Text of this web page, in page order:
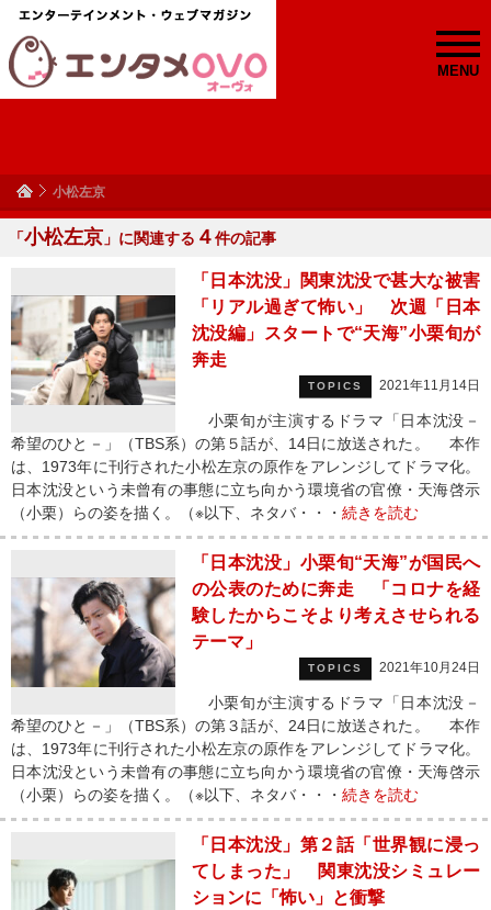
MENU
小松左京
「小松左京 」に関連する ４件の記事
「日本沈没」関東沈没で甚大な被害
「リアル過ぎて怖い」 次週「日本
沈没編」スタートで“天海”小栗旬が
奔走
TOPICS 2021年11月14日
小栗旬が主演するドラマ「日本沈没－
希望のひと－」（TBS系）の第５話が、14日に放送された。 本作
は、1973年に刊行された小松左京の原作をアレンジしてドラマ化。
日本沈没という未曾有の事態に立ち向かう環境省の官僚・天海啓示
（小栗）らの姿を描く。（※以下、ネタバ・・・ 続きを読む
「日本沈没」小栗旬“天海”が国民へ
の公表のために奔走 「コロナを経
験したからこそより考えさせられる
テーマ」
TOPICS 2021年10月24日
小栗旬が主演するドラマ「日本沈没－
希望のひと－」（TBS系）の第３話が、24日に放送された。 本作
は、1973年に刊行された小松左京の原作をアレンジしてドラマ化。
日本沈没という未曾有の事態に立ち向かう環境省の官僚・天海啓示
（小栗）らの姿を描く。（※以下、ネタバ・・・ 続きを読む
「日本沈没」第２話「世界観に浸っ
てしまった」 関東沈没シミュレー
ションに「怖い」と衝撃